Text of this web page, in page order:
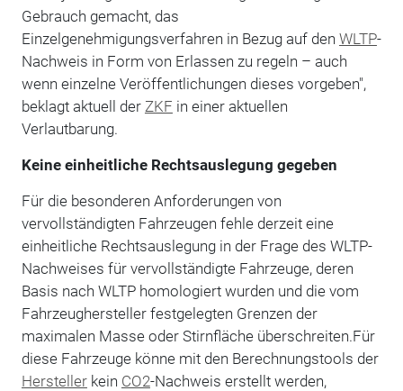
Gebrauch gemacht, das
Einzelgenehmigungsverfahren in Bezug auf den WLTP-
Nachweis in Form von Erlassen zu regeln – auch
wenn einzelne Veröffentlichungen dieses vorgeben",
beklagt aktuell der ZKF in einer aktuellen
Verlautbarung.
Keine einheitliche Rechtsauslegung gegeben
Für die besonderen Anforderungen von
vervollständigten Fahrzeugen fehle derzeit eine
einheitliche Rechtsauslegung in der Frage des WLTP-
Nachweises für vervollständigte Fahrzeuge, deren
Basis nach WLTP homologiert wurden und die vom
Fahrzeughersteller festgelegten Grenzen der
maximalen Masse oder Stirnfläche überschreiten.Für
diese Fahrzeuge könne mit den Berechnungstools der
Herstellerkein CO2-Nachweis erstellt werden,